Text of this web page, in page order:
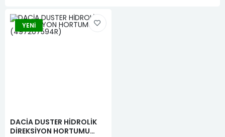
YENI
DACİA DUSTER HİDROLİK
DİREKSİYON HORTUMU